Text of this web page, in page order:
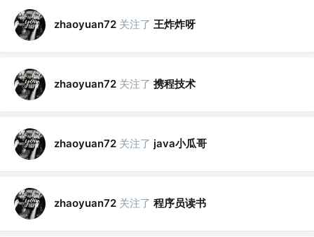
zhaoyuan72 关注了 王炸炸呀
zhaoyuan72 关注了 携程技术
zhaoyuan72 关注了 java小瓜哥
zhaoyuan72 关注了 程序员读书